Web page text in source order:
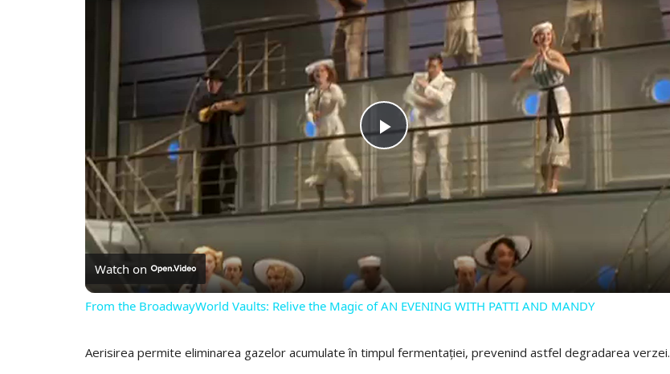
PLAY
VIDEO
Watch on
From the BroadwayWorld Vaults: Relive the Magic of AN EVENING WITH PATTI AND MANDY
Aerisirea permite eliminarea gazelor acumulate în timpul fermentației, prevenind astfel degradarea verzei.